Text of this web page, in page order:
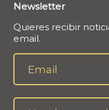
Newsletter
Quieres recibir
email.